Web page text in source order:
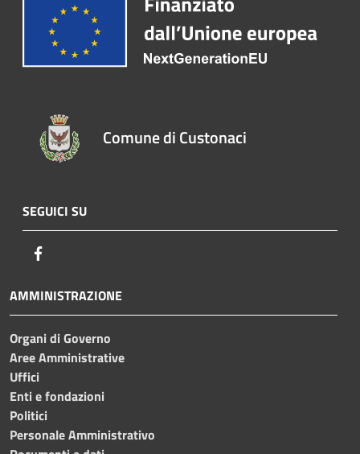
Comune di Custonaci
SEGUICI SU
AMMINISTRAZIONE
Organi di Governo
Aree Amministrative
Uffici
Enti e fondazioni
Politici
Personale Amministrativo